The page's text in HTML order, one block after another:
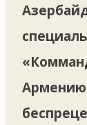
Армению